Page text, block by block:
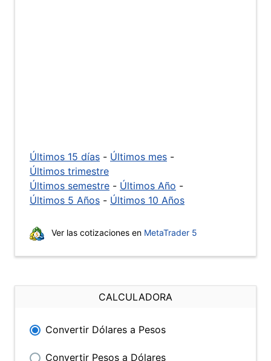
Últimos 15 días - Últimos mes -
Últimos trimestre
Últimos semestre - Últimos Año -
Últimos 5 Años - Últimos 10 Años
Ver las cotizaciones en MetaTrader 5
CALCULADORA
Convertir Dólares a Pesos
Convertir Pesos a Dólares